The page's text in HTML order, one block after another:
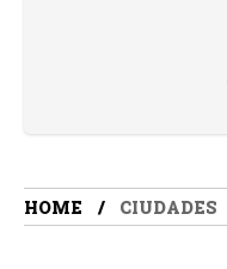
HOME CIUDADES